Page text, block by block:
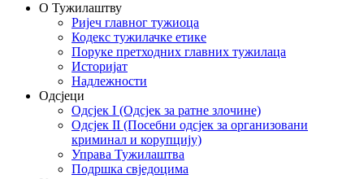
О Тужилаштву
Ријеч главног тужиоца
Кодекс тужилачке етике
Поруке претходних главних тужилаца
Историјат
Надлежности
Одсјеци
Одсјек I (Одсјек за ратне злочине)
Одсјек II (Посебни одсјек за организовани
криминал и корупцију)
Управа Тужилаштва
Подршка свједоцима